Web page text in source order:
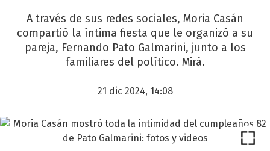
A través de sus redes sociales, Moria Casán
compartió la íntima fiesta que le organizó a su
pareja, Fernando Pato Galmarini, junto a los
familiares del político. Mirá.
21 dic 2024, 14:08